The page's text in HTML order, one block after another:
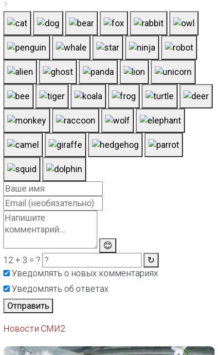
?
😊
12 + 3 = ?
↻
Уведомлять о новых комментариях
Уведомлять об ответах
Отправить
Новости СМИ2